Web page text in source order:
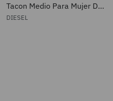
Tacon Medio Para Mujer D-
Ten&Half Sandal Diesel
DIESEL